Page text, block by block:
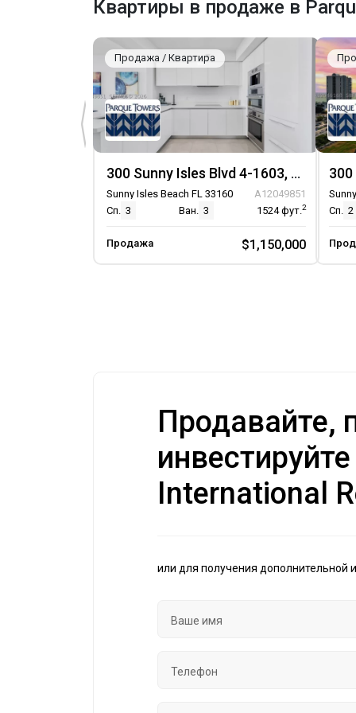
CommunityKitchen
Бассейн
Сауна
Спа Джакузи
Мусорка
TransportationService
Парковка
Крытый паркинг
Квартиры в продаже в
Продажа / Квартира
300 Sunny Isles Blvd 4-1603, Unit 4-1603
Sunny Isles Beach FL 33160
A12049851
Сп. 3 Ван. 3 1524фут.2
Продажа $1,150,000
Сп. 2
Продавайте,
International
или для получения дополнительной